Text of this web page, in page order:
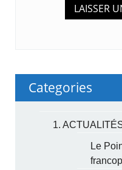
Categories
1.
Le